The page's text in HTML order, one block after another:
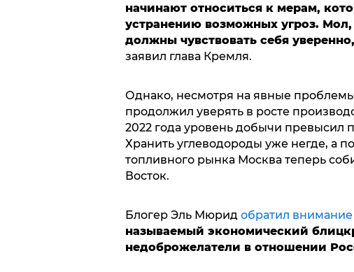
начинают относиться к мерам,
устранению возможных угроз.
должны чувствовать себя
заявил глава Кремля.
Однако, несмотря на явные
продолжил уверять в росте
2022 года уровень добычи превысил
Хранить углеводороды уже негде, а
топливного рынка Москва теперь
Восток.
Блогер Эль Мюрид обратил внимание
называемый экономический
недоброжелатели в отношении